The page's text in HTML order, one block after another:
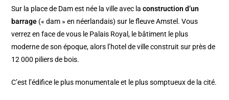
Sur la place de Dam est née la ville avec laconstruction d’un
barrage (« dam » en néerlandais) sur le fleuve Amstel. Vous
verrez en face de vous le Palais Royal, le bâtiment le plus
moderne de son époque, alors l’hotel de ville construit sur près de
12 000 piliers de bois.
C’est l’édifice le plus monumentale et le plus somptueux de la cité.